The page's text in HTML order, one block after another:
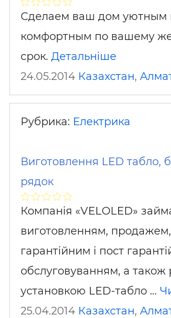
Сделаем ваш дом уютным
комфортным по вашему
срок. Детальніше
24.05.2014 Казахстан,
Рубрика: Електрика
Виготовлення LED табло,
рядок
Компанія «VELOLED»
виготовленням, продажем,
гарантійним і пост
обслуговуванням, а також
установкою LED-табло …
25.04.2014 Казахстан,